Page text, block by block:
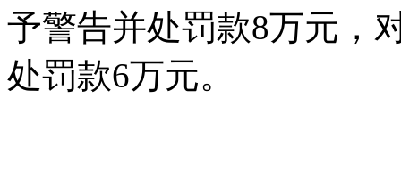
予警告并处罚款8万元，
处罚款6万元。